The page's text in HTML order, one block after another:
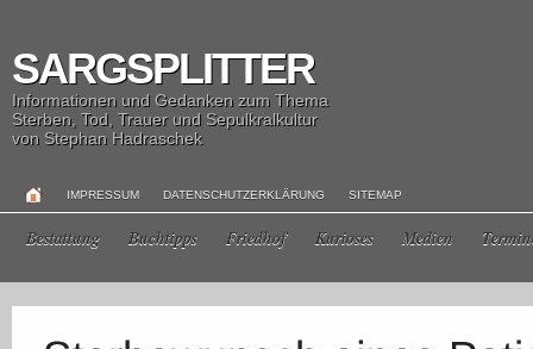
SARGSPLITTER
Informationen und Gedanken zum Thema
Sterben, Tod, Trauer und Sepulkralkultur
von Stephan Hadraschek
IMPRESSUM DATENSCHUTZERKLÄRUNG SITEMAP
Bestattung Buchtipps Friedhof Kurioses Medien